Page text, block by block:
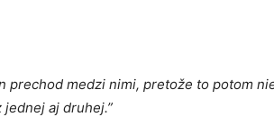
prechod medzi nimi, pretože to potom
jednej aj druhej.”